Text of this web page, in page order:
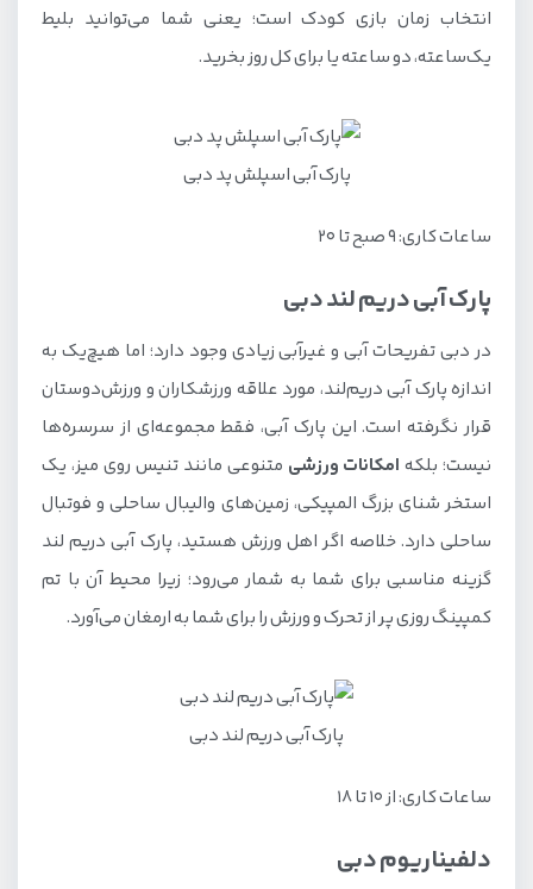
انتخاب زمان بازی کودک است؛ یعنی شما می‌توانید بلیط
یک‌ساعته، دو ساعته یا برای کل روز بخرید.
پارک آبی اسپلش پد دبی
ساعات کاری: ۹ صبح تا ۲۰
پارک آبی دریم ‌لند دبی
در دبی تفریحات آبی و غیرآبی زیادی وجود دارد؛ اما هیچ‌یک به
اندازه پارک آبی دریم‌لند، مورد علاقه ورزشکاران و ورزش‌دوستان
قرار نگرفته است. این پارک آبی، فقط مجموعه‌ای از سرسره‌ها
نیست؛ بلکه امکانات ورزشی متنوعی مانند تنیس روی میز، یک
استخر شنای بزرگ المپیکی، زمین‌های والیبال ساحلی و فوتبال
ساحلی دارد. خلاصه اگر اهل ورزش هستید، پارک آبی دریم لند
گزینه مناسبی برای شما به شمار می‌رود؛ زیرا محیط آن با تم
کمپینگ روزی پر از تحرک و ورزش را برای شما به ارمغان می‌آورد.
پارک آبی دریم ‌لند دبی
ساعات کاری: از ۱۰ تا ۱۸
دلفیناریوم دبی